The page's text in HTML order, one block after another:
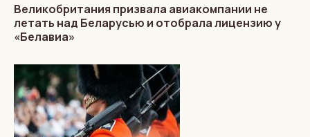
Великобритания призвала авиакомпании не
летать над Беларусью и отобрала лицензию у
«Белавиа»